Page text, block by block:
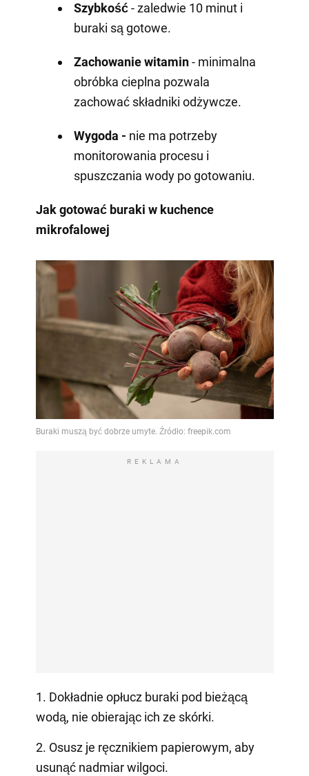
Szybkość- zaledwie 10 minut i
buraki są gotowe.
Zachowanie witamin- minimalna
obróbka cieplna pozwala
zachować składniki odżywcze.
Wygoda - nie ma potrzeby
monitorowania procesu i
spuszczania wody po gotowaniu.
Jak gotować buraki w kuchence
mikrofalowej
REKLAMA
1. Dokładnie opłucz buraki pod bieżącą
wodą, nie obierając ich ze skórki.
2. Osusz je ręcznikiem papierowym, aby
usunąć nadmiar wilgoci.